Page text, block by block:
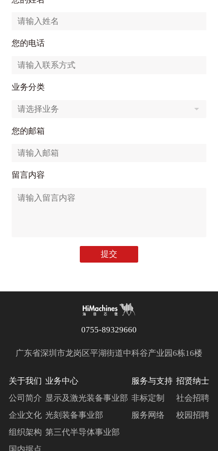
您的电话
业务分类
您的邮箱
留言内容
提交
0755-89329660
广东省深圳市龙岗区平湖街道中科谷产业园6栋16楼
关于我们
公司简介
企业文化
组织架构
国内据点
业务中心
显示及激光装备事业部
光刻装备事业部
第三代半导体事业部
服务与支持
非标定制
服务网络
招贤纳士
社会招聘
校园招聘